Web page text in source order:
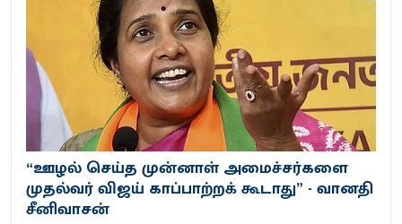
“ஊழல் செய்த முன்னாள் அமைச்சர்களை
முதல்வர் விஜய் காப்பாற்றக் கூடாது” - வானதி
சீனிவாசன்